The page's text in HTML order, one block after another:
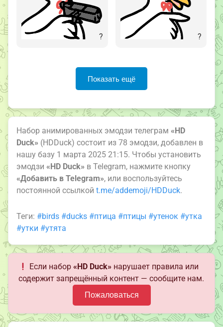
? ?
Показать ещё
Набор анимированных эмодзи телеграм «HD
Duck» (HDDuck) состоит из 78 эмодзи, добавлен в
нашу базу 1 марта 2025 21:15. Чтобы установить
эмодзи «HD Duck» в Telegram, нажмите кнопку
«Добавить в Telegram», или воспользуйтесь
постоянной ссылкой t.me/addemoji/HDDuck.
Теги: #birds #ducks #птица #птицы #утенок #утка
#утки #утята
Если набор«HD Duck» нарушает правила или
содержит запрещённый контент — сообщите нам.
Пожаловаться